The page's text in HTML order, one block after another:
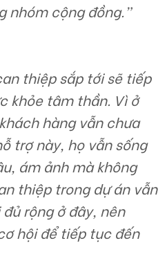
nhóm cộng đồng.”
thiệp sắp tới sẽ tiếp
khỏe tâm thần. Vì ở
hàng vẫn chưa
trợ này, họ vẫn sống
ám ảnh mà không
thiệp trong dự án vẫn
rộng ở đây, nên
hội để tiếp tục đến